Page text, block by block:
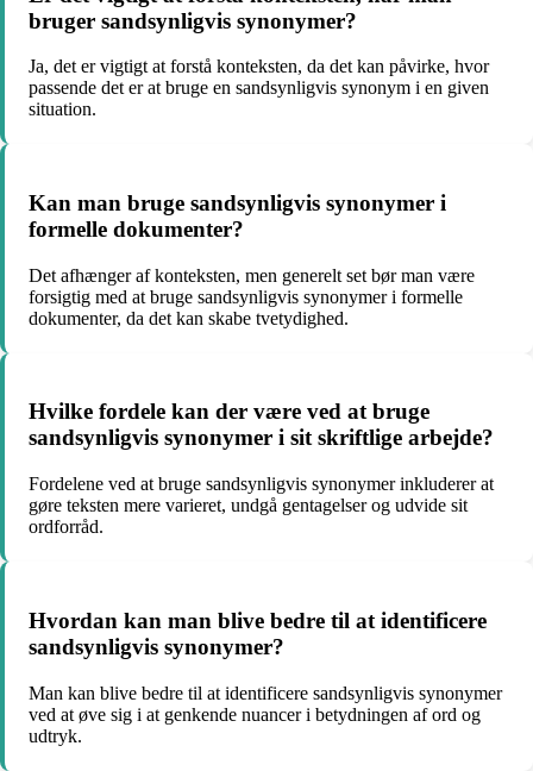
bruger sandsynligvis synonymer?
Ja, det er vigtigt at forstå konteksten, da det kan påvirke, hvor
passende det er at bruge en sandsynligvis synonym i en given
situation.
Kan man bruge sandsynligvis synonymer i
formelle dokumenter?
Det afhænger af konteksten, men generelt set bør man være
forsigtig med at bruge sandsynligvis synonymer i formelle
dokumenter, da det kan skabe tvetydighed.
Hvilke fordele kan der være ved at bruge
sandsynligvis synonymer i sit skriftlige arbejde?
Fordelene ved at bruge sandsynligvis synonymer inkluderer at
gøre teksten mere varieret, undgå gentagelser og udvide sit
ordforråd.
Hvordan kan man blive bedre til at identificere
sandsynligvis synonymer?
Man kan blive bedre til at identificere sandsynligvis synonymer
ved at øve sig i at genkende nuancer i betydningen af ord og
udtryk.